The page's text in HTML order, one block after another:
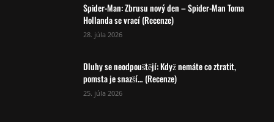
Spider-Man: Zbrusu nový den – Spider-Man Toma
Hollanda se vrací (Recenze)
28. júla 2026
Dluhy se neodpouštějí: Když nemáte co ztratit,
pomsta je snazší… (Recenze)
25. júla 2026